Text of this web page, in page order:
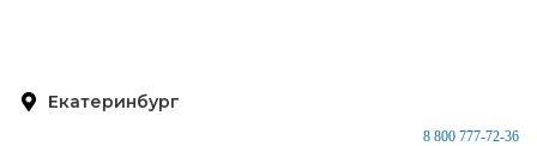
Екатеринбург
8 800 777-72-36